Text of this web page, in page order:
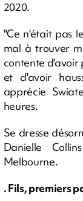
2020.
"Ce n'était pas
mal à trouver
contente d'avoir
et d'avoir
apprécie
heures.
Se dresse
Danielle
Melbourne.
. Fils, premiers